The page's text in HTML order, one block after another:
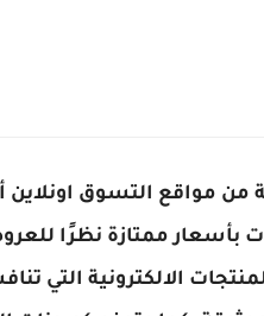
من مواقع التسوق
بأسعار ممتازة نظرًا
الالكترونية التي